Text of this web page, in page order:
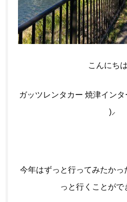
こんにちは
ガッツレンタカー 焼津イン
)⸝
今年はずっと行ってみたか
っと行くことがで